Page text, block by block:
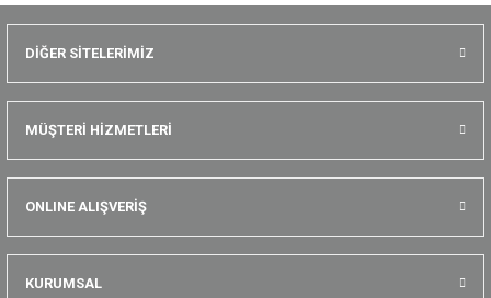
DİĞER SİTELERİMİZ
MÜŞTERİ HİZMETLERİ
ONLINE ALIŞVERİŞ
KURUMSAL